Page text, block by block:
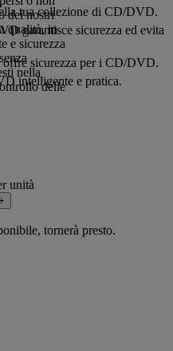
dei nostri
qualità, in
e sicurezza
nella
delle
tua collezione di CD/DVD.
garantisce sicurezza ed evita
offre sicurezza per i CD/DVD.
intelligente e pratica.
unità
tornerà presto.